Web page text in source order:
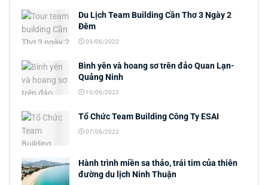
Du Lịch Team Building Cần Thơ 3 Ngày 2
Đêm
03/06/2022
Bình yên và hoang sơ trên đảo Quan Lạn-
Quảng Ninh
10/06/2022
Tổ Chức Team Building Công Ty ESAI
07/06/2022
Hành trình miền sa thảo, trái tim của thiên
đường du lịch Ninh Thuận